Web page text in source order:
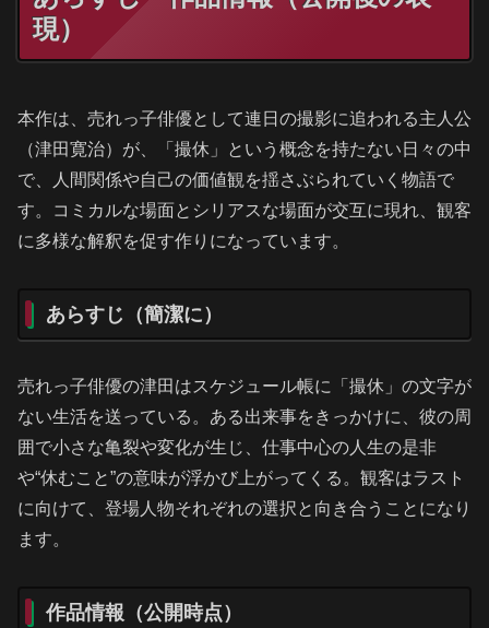
現）
本作は、売れっ子俳優として連日の撮影に追われる主人公
（津田寛治）が、「撮休」という概念を持たない日々の中
で、人間関係や自己の価値観を揺さぶられていく物語で
す。コミカルな場面とシリアスな場面が交互に現れ、観客
に多様な解釈を促す作りになっています。
あらすじ（簡潔に）
売れっ子俳優の津田はスケジュール帳に「撮休」の文字が
ない生活を送っている。ある出来事をきっかけに、彼の周
囲で小さな亀裂や変化が生じ、仕事中心の人生の是非
や“休むこと”の意味が浮かび上がってくる。観客はラスト
に向けて、登場人物それぞれの選択と向き合うことになり
ます。
作品情報（公開時点）